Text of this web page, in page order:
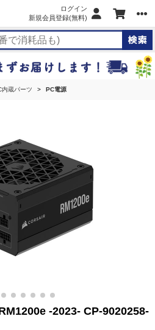
ログイン
新規会員登録(無料)
内蔵パーツ PC電源
-2023- CP-9020258-